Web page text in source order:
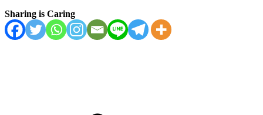
Sharing is Caring